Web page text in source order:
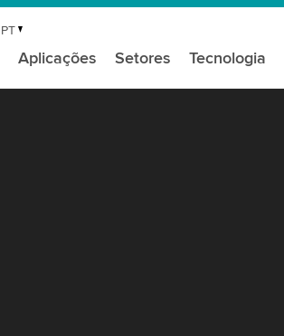
PT
Aplicações Setores Tecnologia